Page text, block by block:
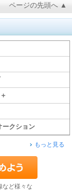
ページの先頭へ ▲
ークション
もっと見る
など様々な